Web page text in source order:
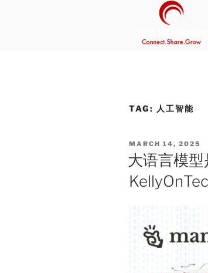
TAG: 人工智能
POSTED
ON
MARCH 14, 2025
大语言模型